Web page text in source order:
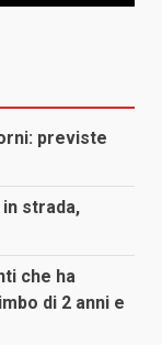
previste
strada,
che ha
di 2 anni e